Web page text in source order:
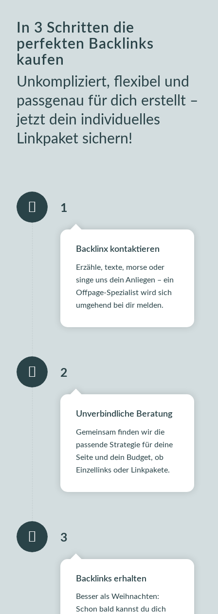
In 3 Schritten die
perfekten Backlinks
kaufen
Unkompliziert, flexibel und
passgenau für dich erstellt –
jetzt dein individuelles
Linkpaket sichern!
1
Backlinx kontaktieren
Erzähle, texte, morse oder
singe uns dein Anliegen – ein
Offpage-Spezialist wird sich
umgehend bei dir melden.
2
Unverbindliche Beratung
Gemeinsam finden wir die
passende Strategie für deine
Seite und dein Budget, ob
Einzellinks oder Linkpakete.
3
Backlinks erhalten
Besser als Weihnachten:
Schon bald kannst du dich